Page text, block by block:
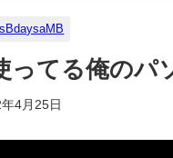
ってる俺のパ
4月25日